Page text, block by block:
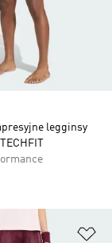
legginsy